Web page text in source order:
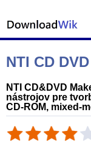
NTI CD
NTI CD&DVD
nástrojov pre
CD-ROM, mixed-